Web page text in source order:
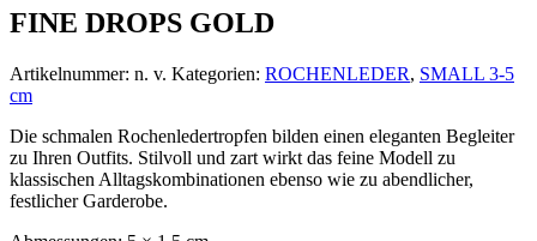
FINE DROPS GOLD
Artikelnummer: n. v. Kategorien: ROCHENLEDER, SMALL 3-5
cm
Die schmalen Rochenledertropfen bilden einen eleganten Begleiter
zu Ihren Outfits. Stilvoll und zart wirkt das feine Modell zu
klassischen Alltagskombinationen ebenso wie zu abendlicher,
festlicher Garderobe.